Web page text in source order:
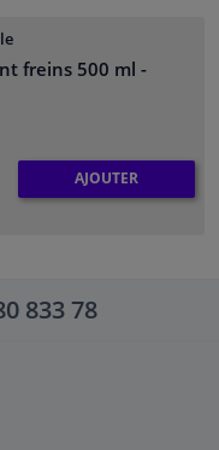
freins 500 ml -
AJOUTER
833 78